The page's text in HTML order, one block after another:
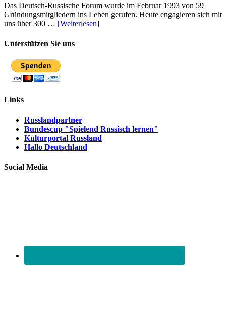
Das Deutsch-Russische Forum wurde im Februar 1993 von 59
Gründungsmitgliedern ins Leben gerufen. Heute engagieren sich mit
uns über 300 … [Weiterlesen]
Unterstützen Sie uns
Links
Russlandpartner
Bundescup "Spielend Russisch lernen"
Kulturportal Russland
Hallo Deutschland
Social Media